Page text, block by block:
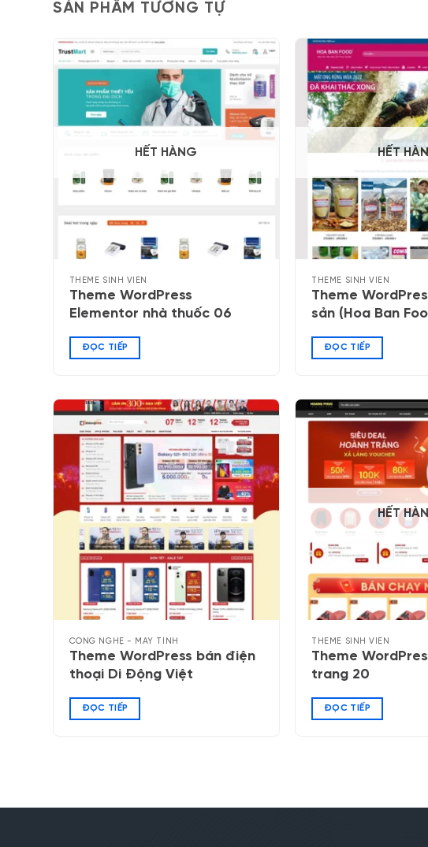
SẢN PHẨM TƯƠNG TỰ
HẾT HÀNG
THEME SINH VIÊN
Theme WordPress
Elementor nhà thuốc 06
ĐỌC TIẾP
HẾT
THEME SINH VIÊN
Theme
sản (Hoa Ban
ĐỌC TIẾP
CÔNG NGHỆ - MÁY TÍNH
Theme WordPress bán điện
thoại Di Động Việt
ĐỌC TIẾP
HẾT
THEME SINH VIÊN
Theme
trang 20
ĐỌC TIẾP